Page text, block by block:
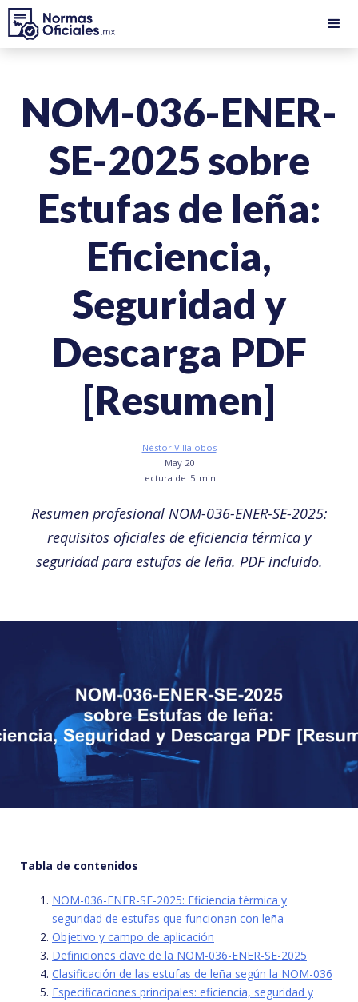
NOM-036-ENER-
SE-2025 sobre
Estufas de leña:
Eficiencia,
Seguridad y
Descarga PDF
[Resumen]
Néstor Villalobos
May 20
Lectura de 5 min.
Resumen profesional NOM-036-ENER-SE-2025:
requisitos oficiales de eficiencia térmica y
seguridad para estufas de leña. PDF incluido.
Tabla de contenidos
NOM-036-ENER-SE-2025: Eficiencia térmica y
seguridad de estufas que funcionan con leña
Objetivo y campo de aplicación
Definiciones clave de la NOM-036-ENER-SE-2025
Clasificación de las estufas de leña según la NOM-036
Especificaciones principales: eficiencia, seguridad y